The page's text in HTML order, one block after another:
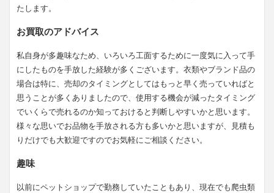
たします。
お買取のアドバイス
私自身が多趣味なため、いろいろ工面するために一度気に入って手
にしたものを手放した経験が多くございます。衣類やブランド品の
場合は特に、売却のタイミングとしてはもっと早く売っていればと
思うことが多くありましたので、使用する機会が減ったタイミング
でいくらで売れるのか知っておけると判断しやすいかと思います。
様々な思いでお品物を手放される方も多いかと思いますが、見積も
りだけでも大歓迎ですのでお気軽にご相談ください。
趣味
以前にペットショップで勤務していたこともあり、現在でも爬虫類